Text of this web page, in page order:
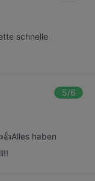
schnelle
5/6
haben